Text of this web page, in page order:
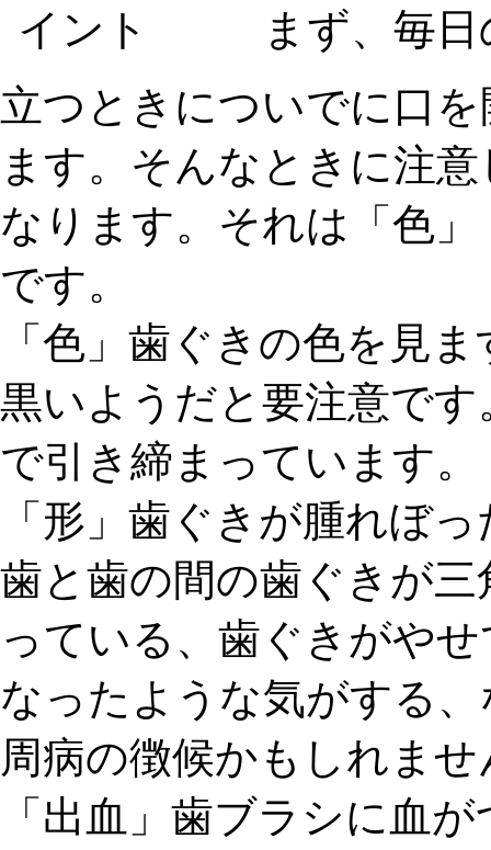
まず、毎
立つときについでに口
ます。そんなときに注
なります。それは「色
です。
「色」 歯ぐきの色を見
黒いようだと要注意で
で引き締まっています。
「形」 歯ぐきが腫れぼ
歯と歯の間の歯ぐきが
っている、歯ぐきがや
なったような気がする
周病の徴候かもしれませ
「出血」 歯ブラシに血